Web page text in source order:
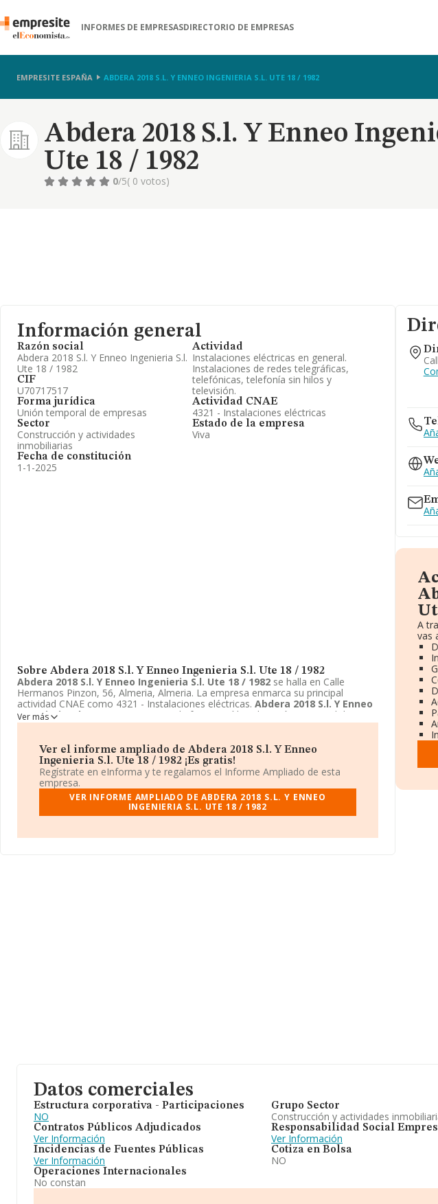
INFORMES DE EMPRESASDIRECTORIO DE EMPRESAS
EMPRESITE ESPAÑA ABDERA 2018 S.L. Y ENNEO INGENIERIA S.L. UTE 18 / 1982
Abdera 2018 S.l. Y Enneo
Ute 18 / 1982
0/5( 0 votos)
Información general
Razón social
Abdera 2018 S.l. Y Enneo Ingenieria S.l.
Ute 18 / 1982
CIF
U70717517
Forma jurídica
Unión temporal de empresas
Sector
Construcción y actividades
inmobiliarias
Fecha de constitución
1-1-2025
Actividad
Instalaciones eléctricas en general.
Instalaciones de redes telegráficas,
telefónicas, telefonía sin hilos y
televisión.
Actividad CNAE
4321 - Instalaciones eléctricas
Estado de la empresa
Viva
Sobre Abdera 2018 S.l. Y Enneo Ingenieria S.l. Ute 18 / 1982
Abdera 2018 S.l. Y Enneo Ingenieria S.l. Ute 18 / 1982 se halla en Calle
Hermanos Pinzon, 56, Almeria, Almeria. La empresa enmarca su principal
actividad CNAE como 4321 - Instalaciones eléctricas. Abdera 2018 S.l. Y Enneo
Ingenieria S.l. Ute 18 / 1982
toma la forma jurídica de Unión temporal de
empresas.
Ver más
Ver el informe ampliado de Abdera 2018 S.l. Y Enneo
Ingenieria S.l. Ute 18 / 1982 ¡Es gratis!
Regístrate en eInforma y te regalamos el Informe Ampliado de esta
empresa.
VER INFORME AMPLIADO DE ABDERA 2018 S.L. Y ENNEO
INGENIERIA S.L. UTE 18 / 1982
A
vas
Datos comerciales
Estructura corporativa - Participaciones
NO
Contratos Públicos Adjudicados
Ver Información
Incidencias de Fuentes Públicas
Ver Información
Operaciones Internacionales
No constan
Grupo Sector
Construcción y actividades
Responsabilidad Social
Ver Información
Cotiza en Bolsa
NO